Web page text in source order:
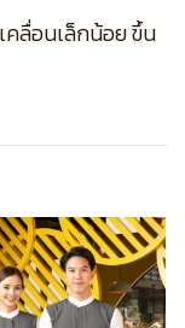
คลื่อนเล็กน้อย ขึ้น